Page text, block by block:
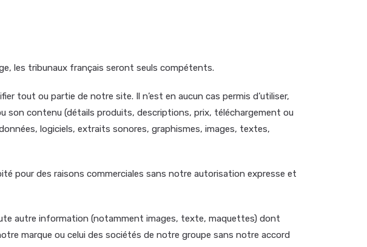
les tribunaux français seront seuls compétents.
tout ou partie de notre site. Il n’est en aucun cas permis d’utiliser,
son contenu (détails produits, descriptions, prix, téléchargement ou
logiciels, extraits sonores, graphismes, images, textes,
pour des raisons commerciales sans notre autorisation expresse et
autre information (notamment images, texte, maquettes) dont
marque ou celui des sociétés de notre groupe sans notre accord